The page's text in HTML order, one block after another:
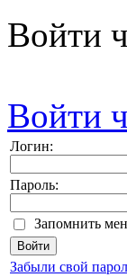
Войти
Войти
Логин:
Пароль:
Запомнить
Забыли свой